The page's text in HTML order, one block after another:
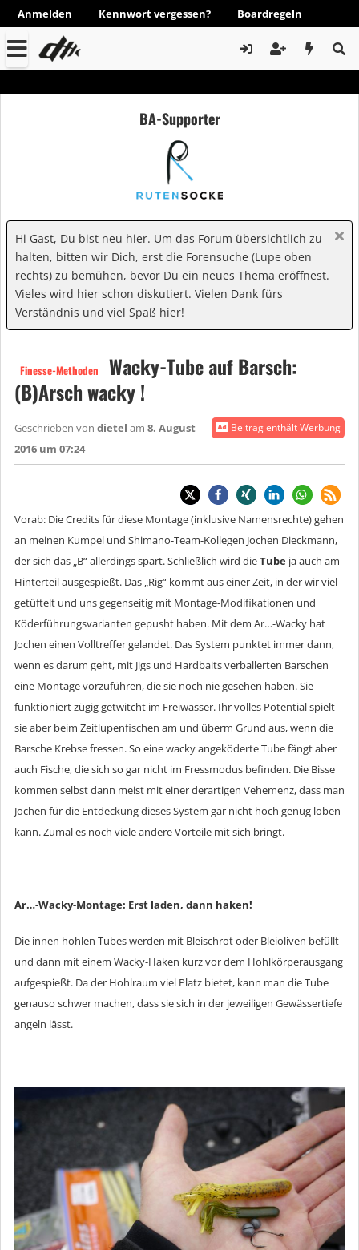
Anmelden Kennwort vergessen? Boardregeln
BA-Supporter
Hi Gast, Du bist neu hier. Um das Forum übersichtlich zu
halten, bitten wir Dich, erst die Forensuche (Lupe oben
rechts) zu bemühen, bevor Du ein neues Thema eröffnest.
Vieles wird hier schon diskutiert. Vielen Dank fürs
Verständnis und viel Spaß hier!
Finesse-Methoden
Wacky-Tube auf Barsch:
(B)Arsch wacky !
Beitrag enthält Werbung
Geschrieben von dietel am 8. August
2016 um 07:24
Vorab: Die Credits für diese Montage (inklusive Namensrechte) gehen
an meinen Kumpel und Shimano-Team-Kollegen Jochen Dieckmann,
der sich das „B“ allerdings spart. Schließlich wird dieTube ja auch am
Hinterteil ausgespießt. Das „Rig“ kommt aus einer Zeit, in der wir viel
getüftelt und uns gegenseitig mit Montage-Modifikationen und
Köderführungsvarianten gepusht haben. Mit dem Ar…-Wacky hat
Jochen einen Volltreffer gelandet. Das System punktet immer dann,
wenn es darum geht, mit Jigs und Hardbaits verballerten Barschen
eine Montage vorzuführen, die sie noch nie gesehen haben. Sie
funktioniert zügig getwitcht im Freiwasser. Ihr volles Potential spielt
sie aber beim Zeitlupenfischen am und überm Grund aus, wenn die
Barsche Krebse fressen. So eine wacky angeköderte Tube fängt aber
auch Fische, die sich so gar nicht im Fressmodus befinden. Die Bisse
kommen selbst dann meist mit einer derartigen Vehemenz, dass man
Jochen für die Entdeckung dieses System gar nicht hoch genug loben
kann. Zumal es noch viele andere Vorteile mit sich bringt.
Ar…-Wacky-Montage: Erst laden, dann haken!
Die innen hohlen Tubes werden mit Bleischrot oder Bleioliven befüllt
und dann mit einem Wacky-Haken kurz vor dem Hohlkörperausgang
aufgespießt. Da der Hohlraum viel Platz bietet, kann man die Tube
genauso schwer machen, dass sie sich in der jeweiligen Gewässertiefe
angeln lässt.